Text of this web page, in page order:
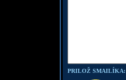
PRILOŽ SMAILÍKA: